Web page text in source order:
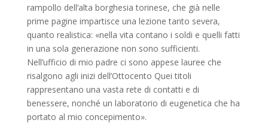
rampollo dell’alta borghesia torinese, che già nelle
prime pagine impartisce una lezione tanto severa,
quanto realistica: «nella vita contano i soldi e quelli fatti
in una sola generazione non sono sufficienti.
Nell’ufficio di mio padre ci sono appese lauree che
risalgono agli inizi dell’Ottocento Quei titoli
rappresentano una vasta rete di contatti e di
benessere, nonché un laboratorio di eugenetica che ha
portato al mio concepimento».